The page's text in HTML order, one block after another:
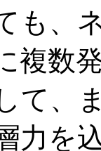
も、
複数
て、
力を